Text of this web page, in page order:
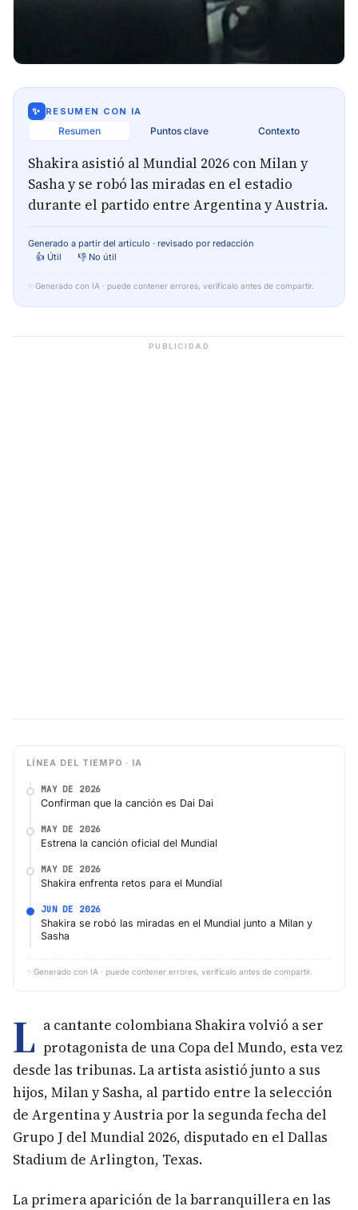
✨ RESUMEN CON IA
Resumen Puntos clave Contexto
Shakira asistió al Mundial 2026 con Milan y
Sasha y se robó las miradas en el estadio
durante el partido entre Argentina y Austria.
Generado a partir del artículo · revisado por redacción
👍 Útil
👎 No útil
✨ Generado con IA · puede contener errores, verifícalo antes de compartir.
PUBLICIDAD
LÍNEA DEL TIEMPO · IA
MAY DE 2026
Confirman que la canción es Dai Dai
MAY DE 2026
Estrena la canción oficial del Mundial
MAY DE 2026
Shakira enfrenta retos para el Mundial
JUN DE 2026
Shakira se robó las miradas en el Mundial junto a Milan y
Sasha
✨ Generado con IA · puede contener errores, verifícalo antes de compartir.
L a cantante colombiana Shakira volvió a ser
protagonista de una Copa del Mundo, esta vez
desde las tribunas. La artista asistió junto a sus
hijos, Milan y Sasha, al partido entre la selección
de Argentina y Austria por la segunda fecha del
Grupo J del Mundial 2026, disputado en el Dallas
Stadium de Arlington, Texas.
La primera aparición de la barranquillera en las